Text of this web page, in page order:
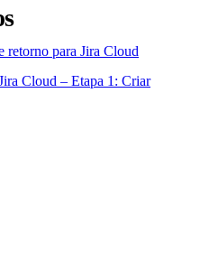
retorno para Jira Cloud
Cloud – Etapa 1: Criar